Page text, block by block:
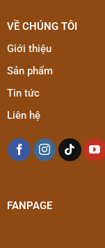
VỀ CHÚNG TÔI
Giới thiệu
Sản phẩm
Tin tức
Liên hệ
FANPAGE